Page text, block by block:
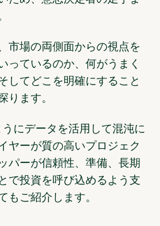
市場の両側面からの視点を
っているのか、何がうまく
してどこを明確にすること
ります。
うにデータを活用して混沌に
ヤーが質の高いプロジェク
パーが信頼性、準備、長期
で投資を呼び込めるよう支
もご紹介します。